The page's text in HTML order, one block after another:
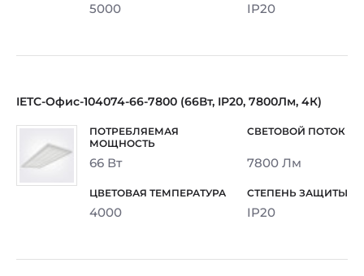
5000 IP20
IETC-Офис-104074-66-7800 (66Вт, IP20, 7800Лм, 4К)
66 Вт 7800 Лм
4000 IP20